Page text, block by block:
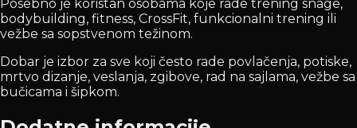
Posebno je koristan osobama koje rade trening snage,
bodybuilding, fitness, CrossFit, funkcionalni trening ili
vežbe sa sopstvenom težinom.
Dobar je izbor za sve koji često rade povlačenja, potiske,
mrtvo dizanje, veslanja, zgibove, rad na sajlama, vežbe sa
bučicama i šipkom.